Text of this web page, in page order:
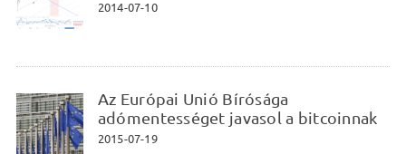
2014-07-10
Az Európai Unió Bírósága
adómentességet javasol a bitcoinnak
2015-07-19